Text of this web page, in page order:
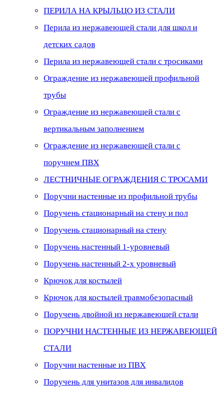
ПЕРИЛА НА КРЫЛЬЦО ИЗ СТАЛИ
Перила из нержавеющей стали для школ и
детских садов
Перила из нержавеющей стали с тросиками
Ограждение из нержавеющей профильной
трубы
Ограждение из нержавеющей стали с
вертикальным заполнением
Ограждение из нержавеющей стали с
поручнем ПВХ
ЛЕСТНИЧНЫЕ ОГРАЖДЕНИЯ С ТРОСАМИ
Поручни настенные из профильной трубы
Поручень стационарный на стену и пол
Поручень стационарный на стену
Поручень настенный 1-уровневый
Поручень настенный 2-х уровневый
Крючок для костылей
Крючок для костылей травмобезопасный
Поручень двойной из нержавеющей стали
ПОРУЧНИ НАСТЕННЫЕ ИЗ НЕРЖАВЕЮЩЕЙ
СТАЛИ
Поручни настенные из ПВХ
Поручень для унитазов для инвалидов